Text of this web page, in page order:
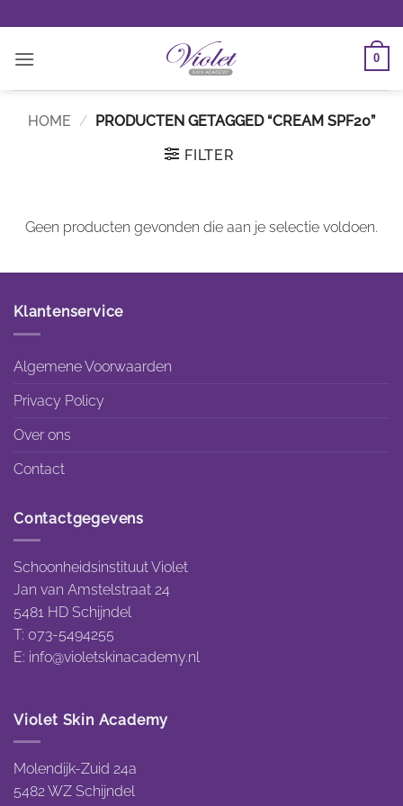
naar
inhoud
0
HOME / PRODUCTEN GETAGGED “CREAM SPF20”
FILTER
Geen producten gevonden die aan je selectie voldoen.
Klantenservice
Algemene Voorwaarden
Privacy Policy
Over ons
Contact
Contactgegevens
Schoonheidsinstituut Violet
Jan van Amstelstraat 24
5481 HD Schijndel
T: 073-5494255
E: info@violetskinacademy.nl
Violet Skin Academy
Molendijk-Zuid 24a
5482 WZ Schijndel